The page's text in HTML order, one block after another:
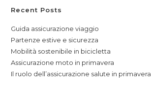
Recent Posts
Guida assicurazione viaggio
Partenze estive e sicurezza
Mobilità sostenibile in bicicletta
Assicurazione moto in primavera
Il ruolo dell’assicurazione salute in primavera